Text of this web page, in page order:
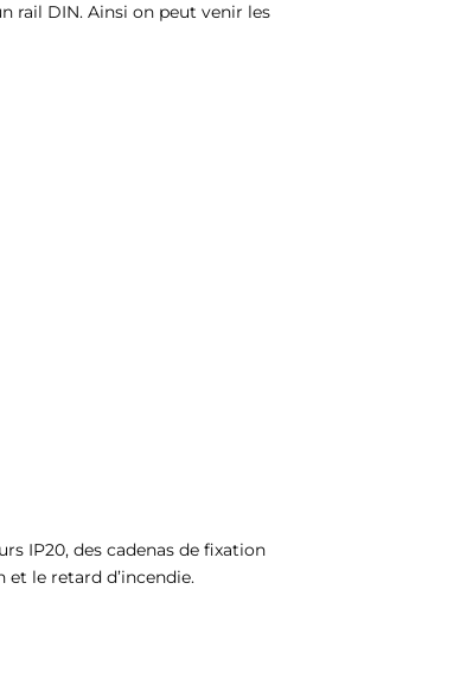
rail DIN. Ainsi on peut venir les
IP20, des cadenas de fixation
le retard d’incendie.